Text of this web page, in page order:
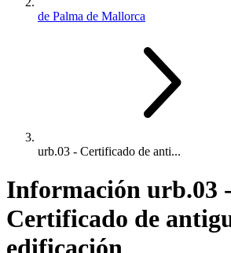
de Palma de Mallorca
urb.03 - Certificado de anti...
Información urb.03 -
Certificado de